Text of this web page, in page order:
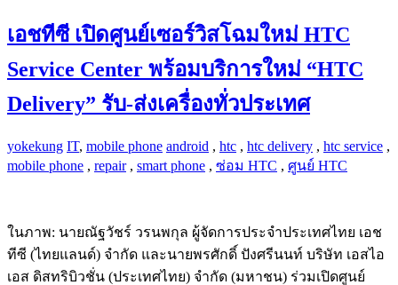
เอชทีซี เปิดศูนย์เซอร์วิสโฉมใหม่ HTC
Service Center พร้อมบริการใหม่ “HTC
Delivery” รับ-ส่งเครื่องทั่วประเทศ
yokekung IT, mobile phone android , htc , htc delivery , htc service ,
mobile phone , repair, smart phone , ซ่อม HTC , ศูนย์ HTC
ในภาพ: นายณัฐวัชร์ วรนพกุล ผู้จัดการประจำประเทศไทย เอช
ทีซี (ไทยแลนด์) จำกัด และนายพรศักดิ์ ปังศรีนนท์ บริษัท เอสไอ
เอส ดิสทริบิวชั่น (ประเทศไทย) จำกัด (มหาชน) ร่วมเปิดศูนย์